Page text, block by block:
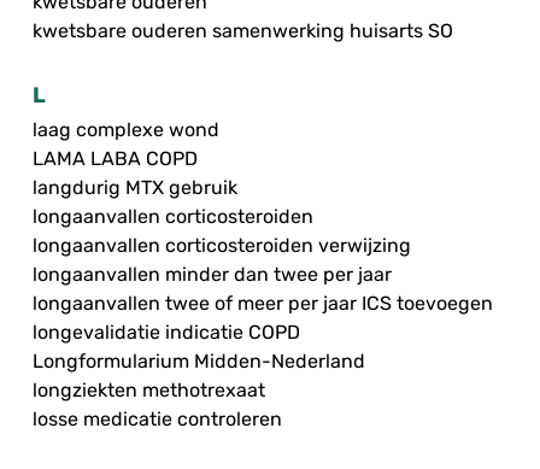
kwetsbare ouderen samenwerking huisarts SO
L
laag complexe wond
LAMA LABA COPD
langdurig MTX gebruik
longaanvallen corticosteroiden
longaanvallen corticosteroiden verwijzing
longaanvallen minder dan twee per jaar
longaanvallen twee of meer per jaar ICS toevoegen
longevalidatie indicatie COPD
Longformularium Midden-Nederland
longziekten methotrexaat
losse medicatie controleren